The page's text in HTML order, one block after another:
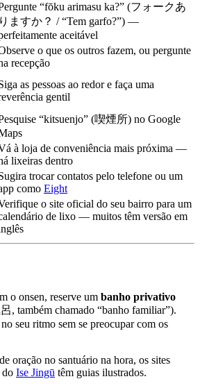
“fōku arimasu ka?” (フォークあ
りますか？ / “Tem garfo?”) —
aceitável
o que os outros fazem, ou pergunte
recepção
as pessoas ao redor e faça uma
gentil
“kitsuenjo” (喫煙所) no Google
à loja de conveniência mais próxima —
lixeiras dentro
trocar contatos pelo telefone ou um
como Eight
o site oficial do seu bairro para um
de lixo — muitos têm versão em
o onsen, reserve um banho privativo
, também chamado “banho familiar”).
seu ritmo sem se preocupar com os
oração no santuário na hora, os sites
do Ise Jingū têm guias ilustrados.